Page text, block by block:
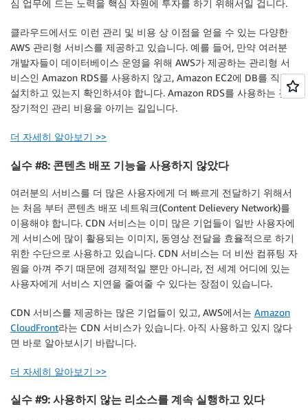
심 업무에 드는 노력을 핵심 자원에 투자를 하기 위해서일 겁니다.
클라우드에서도 이런 관리 및 비용 상 이점을 얻을 수 있는 다양한
AWS 관리형 서비스를 제공하고 있습니다. 예를 들어, 만약 여러분
개발자들이 데이터베이스 운영을 위해 AWS가 제공하는 관리형 서
비스인 Amazon RDS를 사용하지 않고, Amazon EC2에 DB를 직접
설치하고 있는지 확인하셔야 합니다. Amazon RDS를 사용하는 것이
장기적인 관리 비용을 아끼는 길입니다.
더 자세히 알아보기 >>
실수 #8: 콘텐츠 배포 기능을 사용하지 않았다
여러분의 서비스를 더 많은 사용자에게 더 빠르게 전달하기 위해서
는 처음 부터 콘텐츠 배포 네트워크(Content Delievery Network)를
이용해야 합니다. CDN 서비스는 이미 많은 기업들이 일반 사용자에
게 서비스에 많이 활용되는 이미지, 동영상 전달을 효율적으로 하기
위한 수단으로 사용하고 있습니다. CDN 서비스는 더 비싼 컴퓨팅 자
원을 아껴 주기 때문에 경제적일 뿐만 아니라, 전 세계 어디에 있는
사용자에게 서비스 지연을 줄여줄 수 있다는 장점이 있습니다.
CDN 서비스를 제공하는 많은 기업들이 있고, AWS에서는 Amazon
CloudFront라는 CDN 서비스가 있습니다. 아직 사용하고 있지 않다
면 바로 알아보시기 바랍니다.
더 자세히 알아보기 >>
실수 #9: 사용하지 않는 리소스를 계속 실행하고 있다